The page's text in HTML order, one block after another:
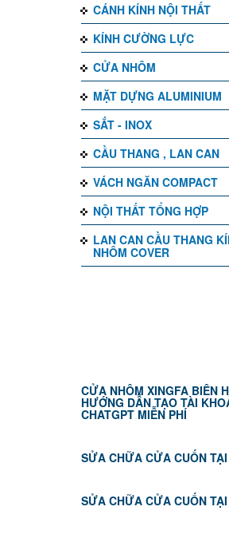
CÁNH KÍNH NỘI THẤT
KÍNH CƯỜNG LỰC
CỬA NHÔM
MẶT DỰNG ALUMINIUM
SẮT - INOX
CẦU THANG , LAN CAN
VÁCH NGĂN COMPACT
NỘI THẤT TỔNG HỢP
LAN CAN CẦU THANG
NHÔM COVER
CỬA NHÔM XINGFA BIÊN
HƯỚNG DẪN TẠO TÀI
CHATGPT MIỄN PHÍ
SỬA CHỮA CỬA CUỐN
SỬA CHỮA CỬA CUỐN